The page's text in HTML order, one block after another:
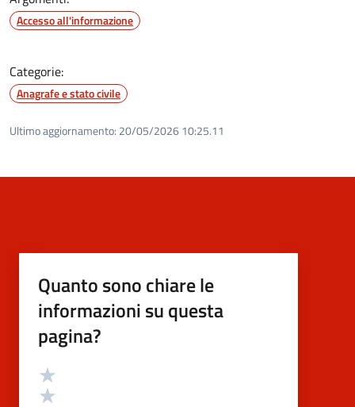
Accesso all'informazione
Categorie:
Anagrafe e stato civile
Ultimo aggiornamento: 20/05/2026 10:25.11
Quanto sono chiare le
informazioni su questa
pagina?
Valutazione